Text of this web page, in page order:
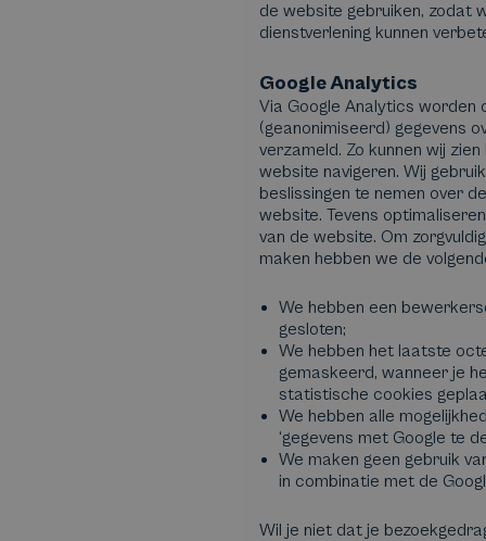
de website gebruiken, zodat
dienstverlening kunnen
Google Analytics
Via Google Analytics worden
(geanonimiseerd) gegevens
verzameld. Zo kunnen wij
website navigeren. Wij
beslissingen te nemen over
website. Tevens
van de website. Om
maken hebben we de
We hebben een
gesloten;
We hebben het laatste
gemaskeerd, wanneer je
statistische cookies
We hebben alle
‘gegevens met Google te
We maken geen gebruik
in combinatie met de
Wil je niet dat je